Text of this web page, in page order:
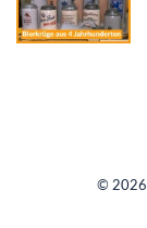
© 2026